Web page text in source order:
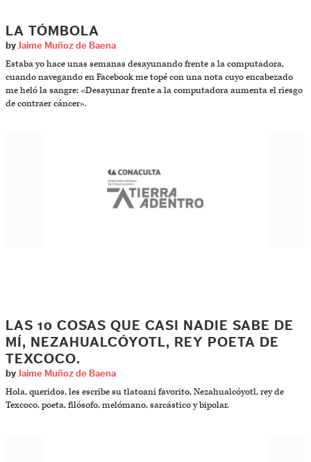
LA TÓMBOLA
by Jaime Muñoz de Baena
Estaba yo hace unas semanas desayunando frente a la computadora,
cuando navegando en Facebook me topé con una nota cuyo encabezado
me heló la sangre: «Desayunar frente a la computadora aumenta el riesgo
de contraer cáncer».
LAS 10 COSAS QUE CASI NADIE SABE DE
MÍ, NEZAHUALCÓYOTL, REY POETA DE
TEXCOCO.
by Jaime Muñoz de Baena
Hola, queridos, les escribe su tlatoani favorito, Nezahualcóyotl, rey de
Texcoco, poeta, filósofo, melómano, sarcástico y bipolar.